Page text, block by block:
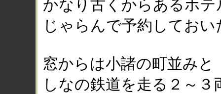
かなり古くからあるホ
じゃらんで予約しておい
窓からは小諸の町並みと
しなの鉄道を走る２～